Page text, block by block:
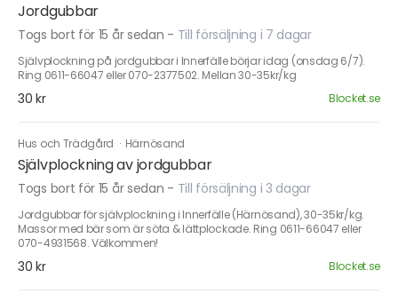
Jordgubbar
Togs bort för 15 år sedan - Till försäljning i 7 dagar
Självplockning på jordgubbar i Innerfälle börjar idag (onsdag 6/7).
Ring 0611-66047 eller 070-2377502. Mellan 30-35kr/kg
30 kr Blocket.se
Hus och Trädgård · Härnösand
Självplockning av jordgubbar
Togs bort för 15 år sedan - Till försäljning i 3 dagar
Jordgubbar för självplockning i Innerfälle (Härnösand), 30-35kr/kg.
Massor med bär som är söta & lättplockade. Ring 0611-66047 eller
070-4931568. Välkommen!
30 kr Blocket.se